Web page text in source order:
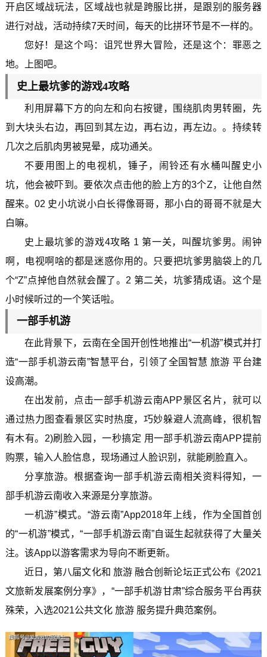
开启区域战玩法，区域战也就是跨服比拼，是跟别的服务器
进行对战，活动持续7天时间，每天的比拼环节是不一样的。
您好！是这个吗：诅咒世界大冒险，还是这个：罪恶之
地。上图吧。
史上最坑爹的游戏4攻略
利用屏幕下方的向左和向右按键，围绕肌肉男转圈，先
到大块头右边，再回到其左边，再右边，再左边。。持续转
几次之后肌肉男被晃晕，成功通关。
不要用图上的电视机，锤子，闹铃还有水桶叫醒史小
坑，他会被吓到。要依次点击他的脸上方的3个Z，让他自然
醒来。02 史小坑说小白长得像哥哥，那小白的哥哥不就是大
白嘛。
史上最坑爹的游戏4攻略 1 第一关，叫醒坑爹男。闹钟
啊，电视啊啥的都是迷惑你用的。只要把坑爹男脑袋上的几
个“Z”点掉他自然就会醒了。2 第二关，坑爹猜成语。这个是
小时候听过的一个笑话啦。
一部手机游
在此背景下，云南在全国开创性地推出“一机游”模式并打
造“一部手机游云南”智慧平台，引领了全国智慧 旅游 平台建
设高潮。
在出发前，点击一部手机游云南APP景区名片，就可以
通过热力图查看景区实时热度，巧妙躲避人流高峰，很机智
有木有。2)刷脸入园，一秒搞定 用一部手机游云南APP提前
购票，输入人脸信息，现场通过人脸识别，就能刷脸直入。
分享旅游。根据查询一部手机游云南相关资料得知，一
部手机游云南收入来源是分享旅游。
一机游”模式。“游云南”App2018年上线，作为全国首创
的“一机游”模式，“一部手机游云南”自诞生起就获得了大量关
注。该App以游客需求为导向不断更新。
近日，第八届文化和 旅游 融合创新论坛正式公布《2021
文旅新发展案例分享》，“一部手机游甘肃”综合服务平台再获
殊荣，入选2021公共文化 旅游 服务提升典范案例。